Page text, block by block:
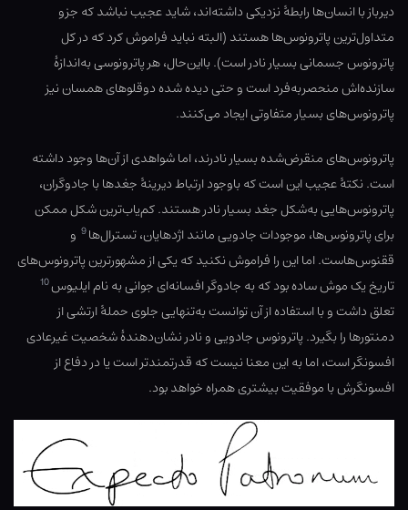
دیرباز با انسان‌ها رابطهٔ نزدیکی داشته‌اند، شاید عجیب نباشد که جزو
متداول‌ترین پاترونوس‌ها هستند (البته نباید فراموش کرد که در کل
پاترونوس جسمانی بسیار نادر است). بااین‌حال، هر پاترونوسی به‌اندازهٔ
سازنده‌اش منحصربه‌فرد است و حتی دیده شده دوقلوهای همسان نیز
پاترونوس‌های بسیار متفاوتی ایجاد می‌کنند.
پاترونوس‌های منقرض‌شده بسیار نادرند، اما شواهدی از آن‌ها وجود داشته
است. نکتهٔ عجیب این است که باوجود ارتباط دیرینهٔ جغدها با جادوگران،
پاترونوس‌هایی به‌شکل جغد بسیار نادر هستند. کم‌یاب‌ترین شکل ممکن
برای پاترونوس‌ها، موجودات جادویی مانند اژدهایان، تسترال‌ها9 و
ققنوس‌هاست. اما این را فراموش نکنید که یکی از مشهورترین پاترونوس‌های
تاریخ یک موش ساده بود که به جادوگر افسانه‌ای جوانی به نام ایلیوس10
تعلق داشت و با استفاده از آن توانست به‌تنهایی جلوی حملهٔ ارتشی از
دمنتورها را بگیرد. پاترونوس جادویی و نادر نشان‌دهندهٔ شخصیت غیرعادی
افسونگر است، اما به این معنا نیست که قدرتمندتر است یا در دفاع از
افسونگرش با موفقیت بیشتری همراه خواهد بود.